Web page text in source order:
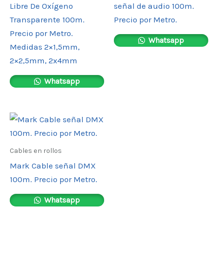
Libre De Oxígeno
Transparente 100m.
Precio por Metro.
Medidas 2×1,5mm,
2×2,5mm, 2x4mm
Whatsapp
señal de audio 100m.
Precio por Metro.
Whatsapp
Cables en rollos
Mark Cable señal DMX
100m. Precio por Metro.
Whatsapp